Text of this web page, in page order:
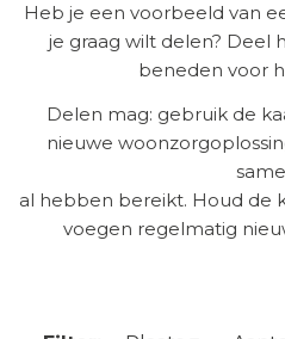
Heb je een voorbeeld van
je graag wilt delen? Deel
beneden voor
Delen mag: gebruik de
nieuwe
al hebben bereikt. Houd de
voegen regelmatig